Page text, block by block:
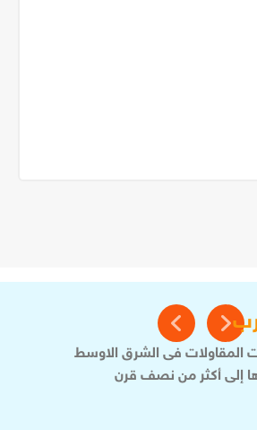
المقاولات فى الشرق الاوسط
إلى أكثر من نصف قرن